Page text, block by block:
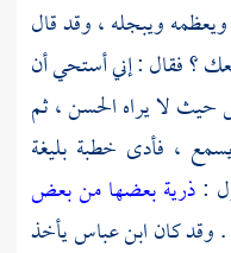
ويعظمه ويبجله ، وقد قال
؟ فقال : إني أستحي أن
لا يراهالحسن، ثم
، فأدى خطبة بليغة
:ذرية بعضها من بعض
ابن عباسيأخذ